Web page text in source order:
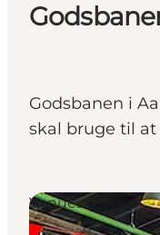
Byer og
Planlæg ferien
Transport
Godsbanen i
skal bruge til
Venues